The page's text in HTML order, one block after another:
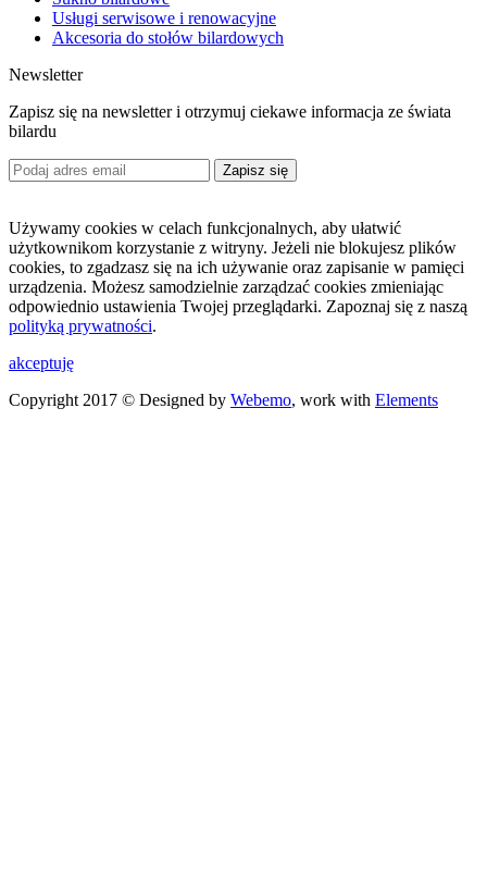
Usługi serwisowe i renowacyjne
Akcesoria do stołów bilardowych
Newsletter
Zapisz się na newsletter i otrzymuj ciekawe informacja ze świata
bilardu
Zapisz się
Używamy cookies w celach funkcjonalnych, aby ułatwić
użytkownikom korzystanie z witryny. Jeżeli nie blokujesz plików
cookies, to zgadzasz się na ich używanie oraz zapisanie w pamięci
urządzenia. Możesz samodzielnie zarządzać cookies zmieniając
odpowiednio ustawienia Twojej przeglądarki. Zapoznaj się z naszą
polityką prywatności.
akceptuję
Copyright 2017 © Designed by Webemo, work with Elements